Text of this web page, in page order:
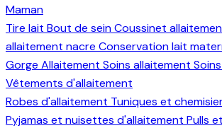
Maman
Tire lait Bout de seinCoussinet
allaitement nacre Conservation lait
Gorge Allaitement Soins allaitement
Vêtements d'allaitement
Robes d'allaitement Tuniques et
Pyjamas et nuisettes d'allaitement Pulls